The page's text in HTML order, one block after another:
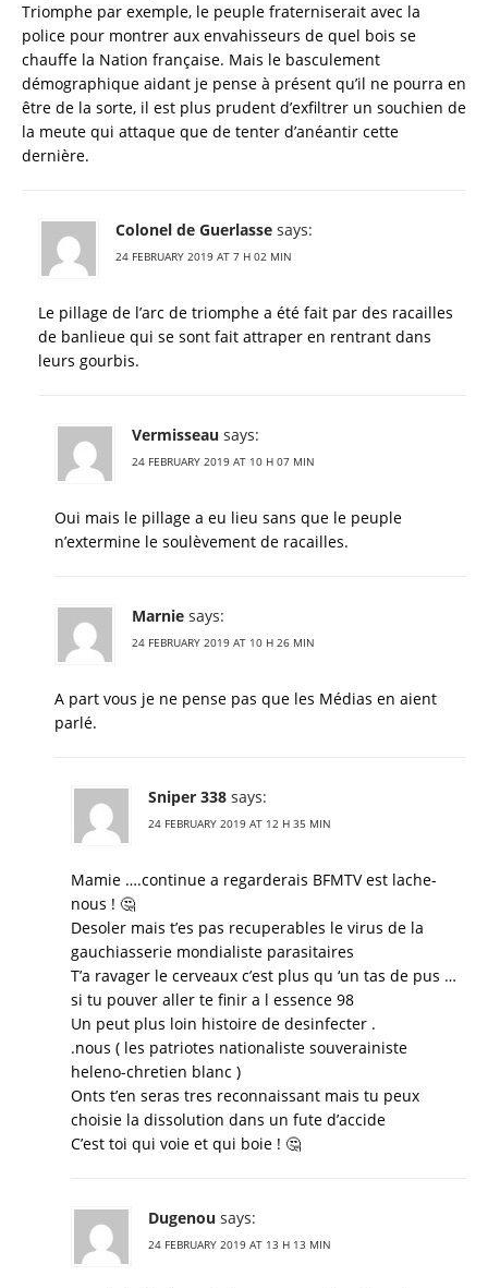
Triomphe par exemple, le peuple fraterniserait avec la
police pour montrer aux envahisseurs de quel bois se
chauffe la Nation française. Mais le basculement
démographique aidant je pense à présent qu’il ne pourra en
être de la sorte, il est plus prudent d’exfiltrer un souchien de
la meute qui attaque que de tenter d’anéantir cette
dernière.
Colonel de Guerlasse says:
24 FEBRUARY 2019 AT 7 H 02 MIN
Le pillage de l’arc de triomphe a été fait par des racailles
de banlieue qui se sont fait attraper en rentrant dans
leurs gourbis.
Vermisseau says:
24 FEBRUARY 2019 AT 10 H 07 MIN
Oui mais le pillage a eu lieu sans que le peuple
n’extermine le soulèvement de racailles.
Marnie says:
24 FEBRUARY 2019 AT 10 H 26 MIN
A part vous je ne pense pas que les Médias en aient
parlé.
Sniper 338 says:
24 FEBRUARY 2019 AT 12 H 35 MIN
Mamie ….continue a regarderais BFMTV est lache-
nous ! 🤔
Desoler mais t’es pas recuperables le virus de la
gauchiasserie mondialiste parasitaires
T’a ravager le cerveaux c’est plus qu ‘un tas de pus …
si tu pouver aller te finir a l essence 98
Un peut plus loin histoire de desinfecter .
.nous ( les patriotes nationaliste souverainiste
heleno-chretien blanc )
Onts t’en seras tres reconnaissant mais tu peux
choisie la dissolution dans un fute d’accide
C’est toi qui voie et qui boie ! 🤔
Dugenou says:
24 FEBRUARY 2019 AT 13 H 13 MIN